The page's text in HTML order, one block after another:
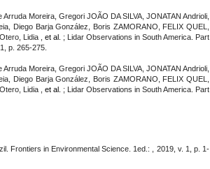
Moreira, Gregori JOÃO DA SILVA, JONATAN Andrioli,
Diego Barja González, Boris ZAMORANO, FELIX QUEL,
Lidia , et al. ; Lidar Observations in South America. Part
p. 265-275.
Moreira, Gregori JOÃO DA SILVA, JONATAN Andrioli,
Diego Barja González, Boris ZAMORANO, FELIX QUEL,
Lidia , et al. ; Lidar Observations in South America. Part
Frontiers in Environmental Science. 1ed.: , 2019, v. 1, p. 1-